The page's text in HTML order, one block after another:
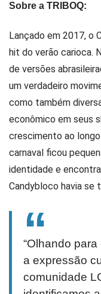
Sobre a TRIBOQ:
Lançado em 2017, o
hit do verão carioca.
de versões
um verdadeiro
como também
econômico em seus
crescimento ao
carnaval ficou
identidade e
Candybloco havia se
“Olhando
a expressão
comunidade